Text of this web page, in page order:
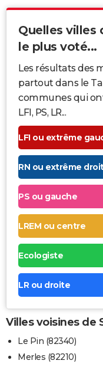
Quelles villes
le plus voté...
Les résultats des
partout dans le
communes qui
LFI, PS, LR...
LFI ou extrême
RN ou extrême
PS ou gauche
LREM ou centre
Ecologiste
LR ou droite
Villes voisines de
Le Pin (82340)
Merles (82210)